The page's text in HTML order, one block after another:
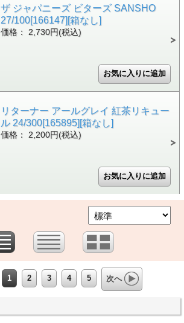
ザ ジャパニーズ ビターズ SANSHO
27/100[166147][箱なし]
価格： 2,730円(税込)
リターナー アールグレイ 紅茶リキュー
ル 24/300[165895][箱なし]
価格： 2,200円(税込)
1 2 3 4 5 次へ